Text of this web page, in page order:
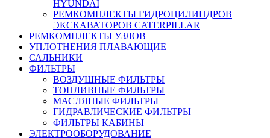
HYUNDAI
РЕМКОМПЛЕКТЫ ГИДРОЦИЛИНДРОВ
ЭКСКАВАТОРОВ CATERPILLAR
РЕМКОМПЛЕКТЫ УЗЛОВ
УПЛОТНЕНИЯ ПЛАВАЮЩИЕ
САЛЬНИКИ
ФИЛЬТРЫ
ВОЗДУШНЫЕ ФИЛЬТРЫ
ТОПЛИВНЫЕ ФИЛЬТРЫ
МАСЛЯНЫЕ ФИЛЬТРЫ
ГИДРАВЛИЧЕСКИЕ ФИЛЬТРЫ
ФИЛЬТРЫ КАБИНЫ
ЭЛЕКТРООБОРУДОВАНИЕ